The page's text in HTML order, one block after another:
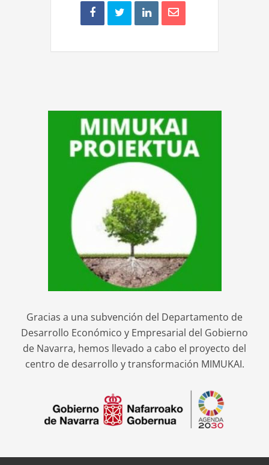
Gracias a una subvención del Departamento de
Desarrollo Económico y Empresarial del Gobierno
de Navarra, hemos llevado a cabo el proyecto del
centro de desarrollo y transformación MIMUKAI.